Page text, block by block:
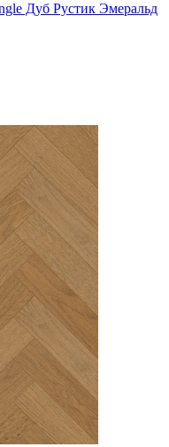
Дуб Рустик Эмеральд